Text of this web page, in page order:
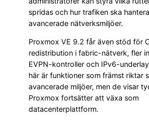
spridas och hur trafiken ska
avancerade nätverksmiljöer.
Proxmox VE 9.2 får även stöd för
redistribution i fabric-nätverk, fler
EVPN-kontroller och IPv6-
här är funktioner som främst riktar
avancerade miljöer, men de visar
Proxmox fortsätter att växa som
datacenterplattform.